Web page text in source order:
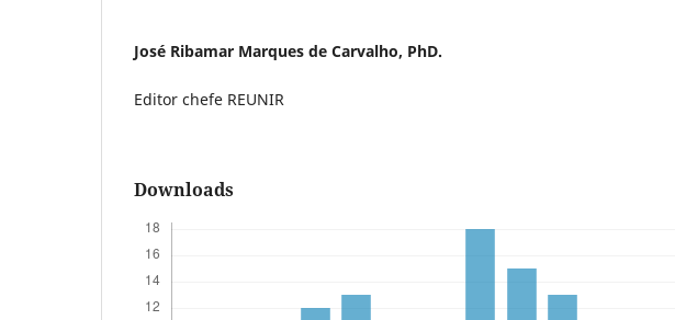
José Ribamar Marques de Carvalho, PhD.
Editor chefe REUNIR
Downloads